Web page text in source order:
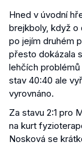
Hned v úvodní
brejkboly, když o
po jejím druhém
přesto dokázala
lehčích
stav 40:40 ale
vyrovnáno.
Za stavu 2:1 pro
na kurt
Nosková se